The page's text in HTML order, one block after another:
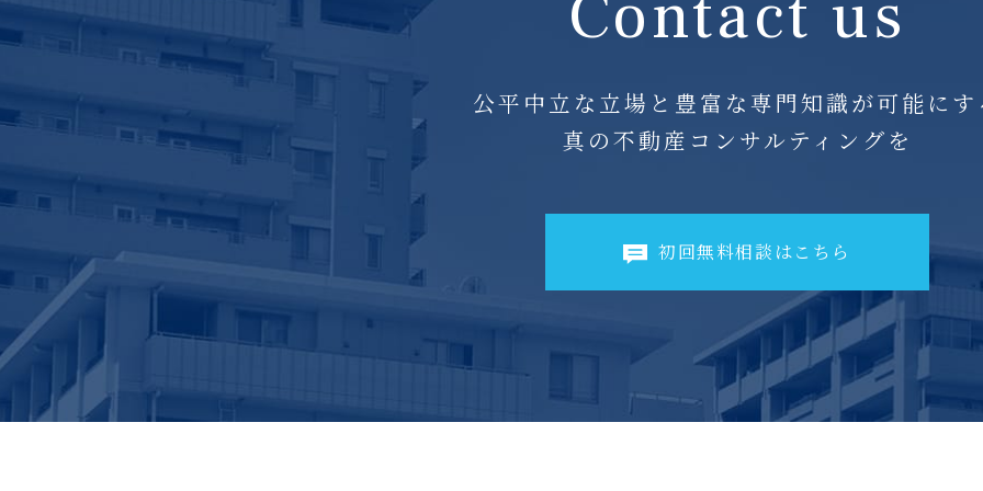
Contact us
公平中立な立場と 豊富な専門知識が可能にす
真の不動産コンサルティングを
初回無料相談はこちら